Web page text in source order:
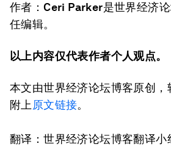
作者：Ceri Parker是世界经济
任编辑。
以上内容仅代表作者个人观点。
本文由世界经济论坛博客原创，
附上 原文链接。
翻译：世界经济论坛博客翻译小